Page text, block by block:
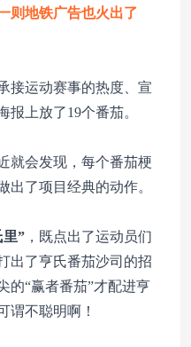
则地铁广告也火出了
接运动赛事的热度、宣
报上放了19个番茄。
就会发现，每个番茄梗
出了项目经典的动作。
里” ，既点出了运动员们
出了亨氏番茄沙司的招
的“赢者番茄”才配进亨
谓不聪明啊！